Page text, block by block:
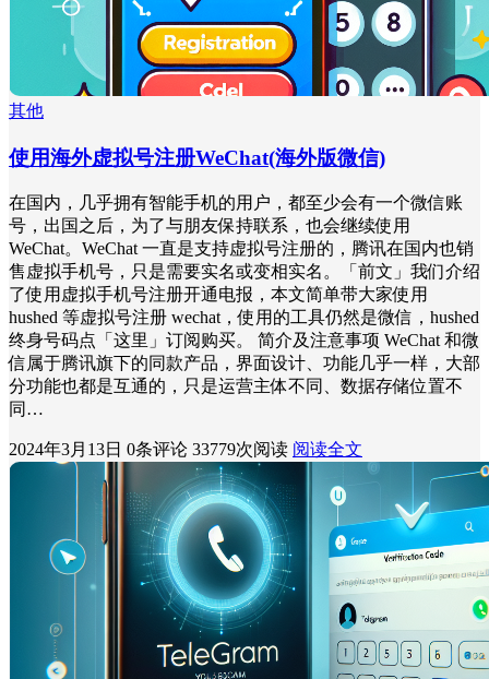
其他
使用海外虚拟号注册WeChat(海外版微信)
在国内，几乎拥有智能手机的用户，都至少会有一个微信账
号，出国之后，为了与朋友保持联系，也会继续使用
WeChat。WeChat 一直是支持虚拟号注册的，腾讯在国内也销
售虚拟手机号，只是需要实名或变相实名。「前文」我们介绍
了使用虚拟手机号注册开通电报，本文简单带大家使用
hushed 等虚拟号注册 wechat，使用的工具仍然是微信，hushed
终身号码点「这里」订阅购买。 简介及注意事项 WeChat 和微
信属于腾讯旗下的同款产品，界面设计、功能几乎一样，大部
分功能也都是互通的，只是运营主体不同、数据存储位置不
同…
2024年3月13日 0条评论 33779次阅读 阅读全文